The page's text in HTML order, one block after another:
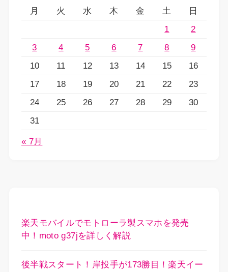
月
火 水 木 金 土
日
1
2
3
4 5 6 7 8
9
10
11 12 13 14 15
16
17
18 19 20 21 22
23
24
25 26 27 28 29
30
31
« 7月
楽天モバイルでモトローラ製スマホを発売
中！moto g37jを詳しく解説
後半戦スタート！岸投手が173勝目！楽天イー